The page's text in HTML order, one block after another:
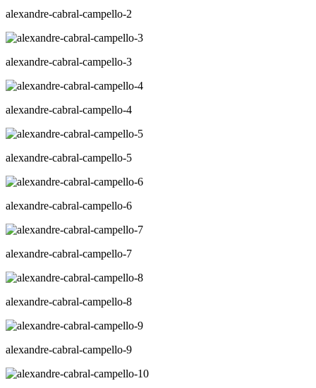
alexandre-cabral-campello-2
alexandre-cabral-campello-3
alexandre-cabral-campello-4
alexandre-cabral-campello-5
alexandre-cabral-campello-6
alexandre-cabral-campello-7
alexandre-cabral-campello-8
alexandre-cabral-campello-9